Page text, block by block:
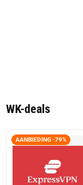
WK-deals
AANBIEDING -79%